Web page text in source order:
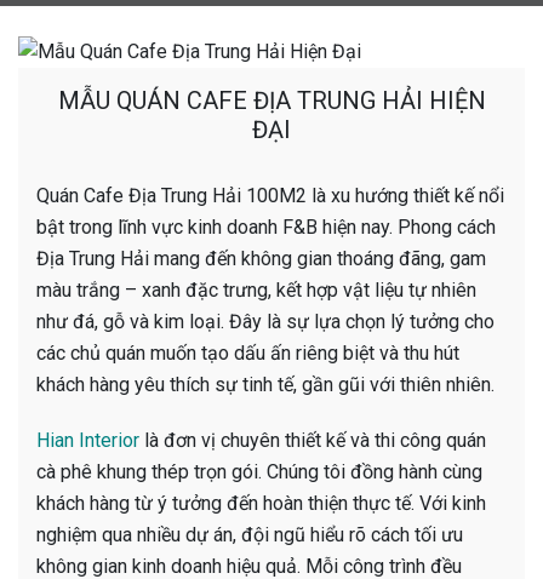
MẪU QUÁN CAFE ĐỊA TRUNG HẢI HIỆN
ĐẠI
Quán Cafe Địa Trung Hải 100M2 là xu hướng thiết kế nổi
bật trong lĩnh vực kinh doanh F&B hiện nay. Phong cách
Địa Trung Hải mang đến không gian thoáng đãng, gam
màu trắng – xanh đặc trưng, kết hợp vật liệu tự nhiên
như đá, gỗ và kim loại. Đây là sự lựa chọn lý tưởng cho
các chủ quán muốn tạo dấu ấn riêng biệt và thu hút
khách hàng yêu thích sự tinh tế, gần gũi với thiên nhiên.
Hian Interior là đơn vị chuyên thiết kế và thi công quán
cà phê khung thép trọn gói. Chúng tôi đồng hành cùng
khách hàng từ ý tưởng đến hoàn thiện thực tế. Với kinh
nghiệm qua nhiều dự án, đội ngũ hiểu rõ cách tối ưu
không gian kinh doanh hiệu quả. Mỗi công trình đều